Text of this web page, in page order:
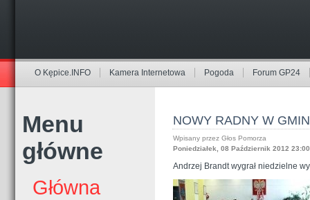
O Kępice.INFO Kamera Internetowa Pogoda Forum GP24
Menu
główne
Główna
NOWY RADNY W
Wpisany przez Głos Pomorza
Poniedziałek, 08 Październik 2012 23:00
Andrzej Brandt wygrał niedzielne